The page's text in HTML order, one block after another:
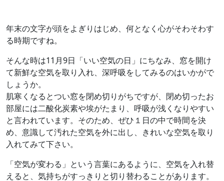
年末の文字が頭をよぎりはじめ、何となく心がそわそわす
る時期ですね。
そんな時は11月9日「いい空気の日」にちなみ、窓を開け
て新鮮な空気を取り入れ、深呼吸をしてみるのはいかがで
しょうか。
肌寒くなるとつい窓を閉め切りがちですが、閉め切ったお
部屋には二酸化炭素や埃がたまり、呼吸が浅くなりやすい
と言われています。そのため、ぜひ１日の中で時間を決
め、意識して汚れた空気を外に出し、きれいな空気を取り
入れてみて下さい。
「空気が変わる」という言葉にあるように、空気を入れ替
えると、気持ちがすっきりと切り替わることがあります。